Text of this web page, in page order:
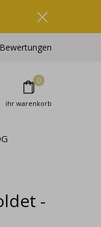
ihr warenkorb
0
-